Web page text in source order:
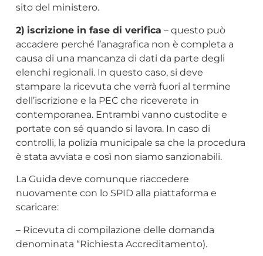
sito del ministero.
2) iscrizione in fase di verifica – questo può
accadere perché l’anagrafica non è completa a
causa di una mancanza di dati da parte degli
elenchi regionali. In questo caso, si deve
stampare la ricevuta che verrà fuori al termine
dell’iscrizione e la PEC che riceverete in
contemporanea. Entrambi vanno custodite e
portate con sé quando si lavora. In caso di
controlli, la polizia municipale sa che la procedura
è stata avviata e così non siamo sanzionabili.
La Guida deve comunque riaccedere
nuovamente con lo SPID alla piattaforma e
scaricare:
– Ricevuta di compilazione delle domanda
denominata “Richiesta Accreditamento).